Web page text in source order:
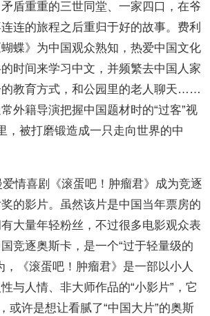
盾重重的三世同堂、一家四口，在爷
连的旅程之后重归于好的故事。费利
蝶》为中国观众熟知，热爱中国文化
时间来学习中文，并频繁去中国人家
的教育方式，和公园里的老人聊天……
外籍导演把握中国题材时的“过客”视
，被打磨锻造成一只走向世界的中
喜剧《滚蛋吧！肿瘤君》成为竞逐
的影片。虽然该片是中国当年票房的
大量年轻粉丝，不过很多电影观众表
竞逐奥斯卡，是一个“过于轻量级的
，《滚蛋吧！肿瘤君》是一部以小人
与人情、非大师作品的“小影片”，它
或许是想让看腻了“中国大片”的奥斯